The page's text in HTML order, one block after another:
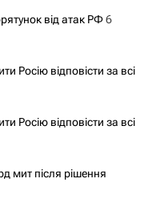
від атак РФ6
Росію відповісти за всі
Росію відповісти за всі
мит після рішення